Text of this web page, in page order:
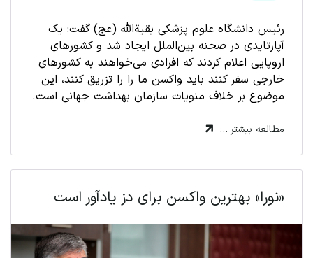
رئیس دانشگاه علوم پزشکی بقیة‌الله (عج) گفت: یک
آپارتایدی در صحنه بین‌الملل ایجاد شد و کشورهای
اروپایی اعلام کردند که افرادی می‌خواهند به کشورهای
خارجی سفر کنند باید واکسن ما را را تزریق کنند، این
موضوع بر خلاف منویات سازمان بهداشت جهانی است.
مطالعه بیشتر …
«نورا» بهترین واکسن برای دز یادآور است